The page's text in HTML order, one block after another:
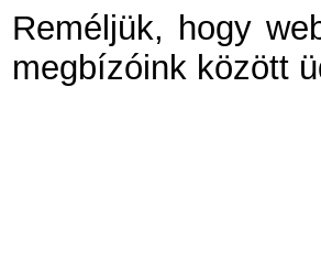
Reméljük, hogy
megbízóink között